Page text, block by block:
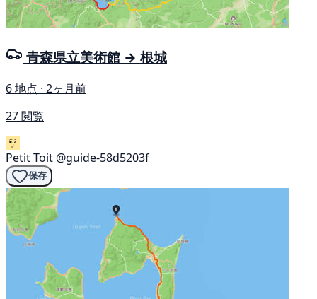
青森県立美術館 → 根城
6 地点 · 2ヶ月前
27 閲覧
Petit Toit @guide-58d5203f
保存